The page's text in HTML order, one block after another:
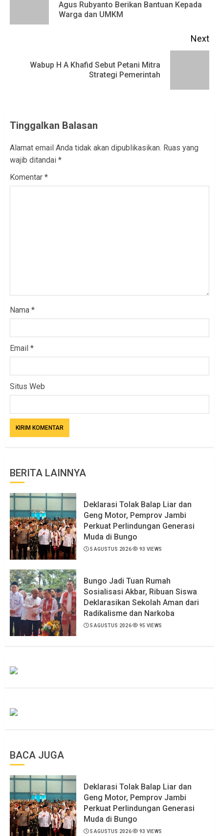
Agus Rubyanto Berikan Bantuan Kepada
Warga dan UMKM
Next
Wabup H A Khafid Sebut Petani Mitra
Strategi Pemerintah
Tinggalkan Balasan
Alamat email Anda tidak akan dipublikasikan. Ruas yang
wajib ditandai *
Komentar *
Nama *
Email *
Situs Web
BERITA LAINNYA
Deklarasi Tolak Balap Liar dan
Geng Motor, Pemprov Jambi
Perkuat Perlindungan Generasi
Muda di Bungo
5 AGUSTUS 2026 93 VIEWS
Bungo Jadi Tuan Rumah
Sosialisasi Akbar, Ribuan Siswa
Deklarasikan Sekolah Aman dari
Radikalisme dan Narkoba
5 AGUSTUS 2026 95 VIEWS
BACA JUGA
Deklarasi Tolak Balap Liar dan
Geng Motor, Pemprov Jambi
Perkuat Perlindungan Generasi
Muda di Bungo
5 AGUSTUS 2026 93 VIEWS